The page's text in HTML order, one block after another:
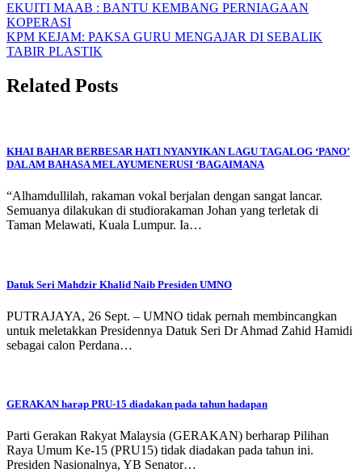
EKUITI MAAB : BANTU KEMBANG PERNIAGAAN
KOPERASI
KPM KEJAM: PAKSA GURU MENGAJAR DI SEBALIK
TABIR PLASTIK
Related Posts
KHAI BAHAR BERBESAR HATI NYANYIKAN LAGU TAGALOG ‘PANO’
DALAM BAHASA MELAYUMENERUSI ‘BAGAIMANA
“Alhamdullilah, rakaman vokal berjalan dengan sangat lancar.
Semuanya dilakukan di studiorakaman Johan yang terletak di
Taman Melawati, Kuala Lumpur. Ia…
Datuk Seri Mahdzir Khalid Naib Presiden UMNO
PUTRAJAYA, 26 Sept. – UMNO tidak pernah membincangkan
untuk meletakkan Presidennya Datuk Seri Dr Ahmad Zahid Hamidi
sebagai calon Perdana…
GERAKAN harap PRU-15 diadakan pada tahun hadapan
Parti Gerakan Rakyat Malaysia (GERAKAN) berharap Pilihan
Raya Umum Ke-15 (PRU15) tidak diadakan pada tahun ini.
Presiden Nasionalnya, YB Senator…